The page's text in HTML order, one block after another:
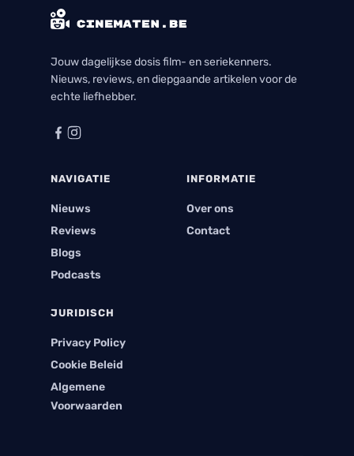
Jouw dagelijkse dosis film- en seriekenners.
Nieuws, reviews, en diepgaande artikelen voor de
echte liefhebber.
NAVIGATIE
Nieuws
Reviews
Blogs
Podcasts
INFORMATIE
Over ons
Contact
JURIDISCH
Privacy Policy
Cookie Beleid
Algemene
Voorwaarden